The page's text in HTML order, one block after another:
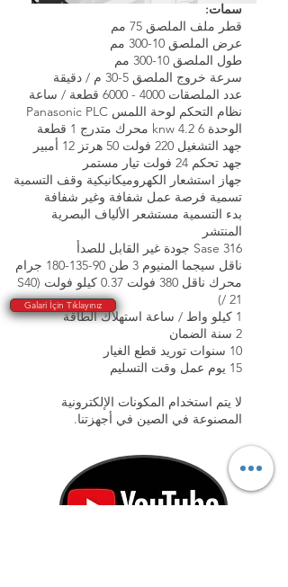
Galari İçin Tıklayınız
سمات:
قطر ملف الملصق 75 مم
عرض الملصق 10-300 مم
طول الملصق 10-300 مم
سرعة خروج الملصق 5-30 م / دقيقة
عدد الملصقات 4000 - 6000
قطعة / ساعة
نظام التحكم لوحة اللمس Panasonic PLC
الوحدة 6 knw 4.2 محرك متدرج 1 قطعة
جهد التشغيل 220 فولت 50 هرتز 12 أمبير
جهد تحكم 24 فولت تيار مستمر
جهاز استشعار الكهروميكانيكية وقف التسمية
تسمية فرصة عمل شفافة وغير شفافة
بدء التسمية مستشعر الألياف البصرية
المنتشر
Sase 316 جودة غير القابل للصدأ
ناقل سيجما المنيوم 3 طن
90-135-180
جرام
محرك ناقل 380 فولت 0.37 كيلو فولت (S40
/ 21)
1 كيلو واط / ساعة استهلاك الطاقة
2 سنة الضمان
10 سنوات توريد قطع الغيار
15 يوم عمل وقت التسليم
لا يتم استخدام المكونات الإلكترونية
المصنوعة في الصين في أجهزتنا.